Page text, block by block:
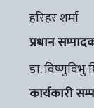
हरिहर शर्मा
प्रधान
डा. विष्णुविभु
कार्यकारी